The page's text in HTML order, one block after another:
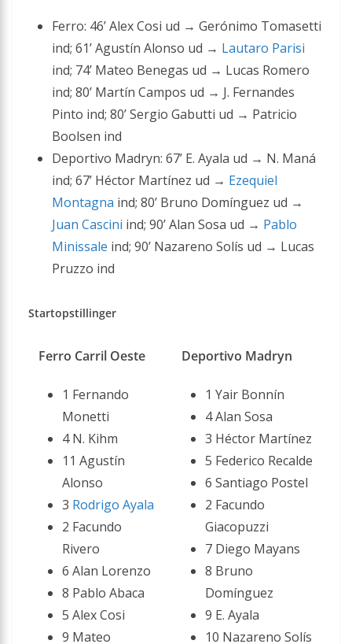
Ferro: 46’ Alex Cosi ud → Gerónimo Tomasetti
ind; 61’ Agustín Alonso ud → Lautaro Parisi
ind; 74’ Mateo Benegas ud → Lucas Romero
ind; 80’ Martín Campos ud → J. Fernandes
Pinto ind; 80’ Sergio Gabutti ud → Patricio
Boolsen ind
Deportivo Madryn: 67’ E. Ayala ud → N. Maná
ind; 67’ Héctor Martínez ud → Ezequiel
Montagna ind; 80’ Bruno Domínguez ud →
Juan Cascini ind; 90’ Alan Sosa ud → Pablo
Minissale ind; 90’ Nazareno Solís ud → Lucas
Pruzzo ind
Startopstillinger
Ferro Carril Oeste
1 Fernando
Monetti
4 N. Kihm
11 Agustín
Alonso
3 Rodrigo Ayala
2 Facundo
Rivero
6 Alan Lorenzo
8 Pablo Abaca
5 Alex Cosi
9 Mateo
Deportivo Madryn
1 Yair Bonnín
4 Alan Sosa
3 Héctor Martínez
5 Federico Recalde
6 Santiago Postel
2 Facundo
Giacopuzzi
7 Diego Mayans
8 Bruno
Domínguez
9 E. Ayala
10 Nazareno Solís